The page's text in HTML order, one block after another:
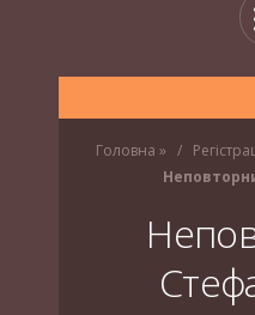
Головна »